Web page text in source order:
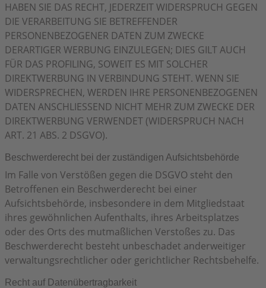
HABEN SIE DAS RECHT, JEDERZEIT WIDERSPRUCH GEGEN
DIE VERARBEITUNG SIE BETREFFENDER
PERSONENBEZOGENER DATEN ZUM ZWECKE
DERARTIGER WERBUNG EINZULEGEN; DIES GILT AUCH
FÜR DAS PROFILING, SOWEIT ES MIT SOLCHER
DIREKTWERBUNG IN VERBINDUNG STEHT. WENN SIE
WIDERSPRECHEN, WERDEN IHRE PERSONENBEZOGENEN
DATEN ANSCHLIESSEND NICHT MEHR ZUM ZWECKE DER
DIREKTWERBUNG VERWENDET (WIDERSPRUCH NACH
ART. 21 ABS. 2 DSGVO).
Beschwerde­recht bei der zuständigen Aufsichts­behörde
Im Falle von Verstößen gegen die DSGVO steht den
Betroffenen ein Beschwerderecht bei einer
Aufsichtsbehörde, insbesondere in dem Mitgliedstaat
ihres gewöhnlichen Aufenthalts, ihres Arbeitsplatzes
oder des Orts des mutmaßlichen Verstoßes zu. Das
Beschwerderecht besteht unbeschadet anderweitiger
verwaltungsrechtlicher oder gerichtlicher Rechtsbehelfe.
Recht auf Daten­übertrag­barkeit